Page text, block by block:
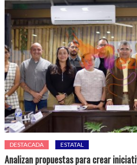
DESTACADA ESTATAL
Analizan propuestas para crear